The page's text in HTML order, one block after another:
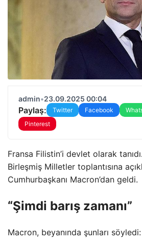
admin•23.09.2025 00:04
Paylaş: Twitter Facebook
Pinterest
Fransa Filistin’i devlet olarak
Birleşmiş Milletler toplantısına
Cumhurbaşkanı Macron’dan geldi.
“Şimdi barış zamanı”
Macron, beyanında şunları söyledi: